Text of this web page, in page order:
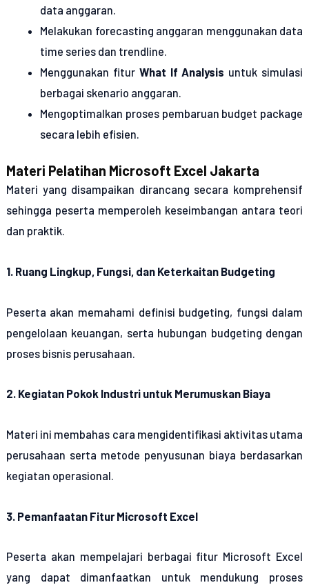
data anggaran.
Melakukan forecasting anggaran menggunakan data
time series dan trendline.
Menggunakan fitur What If Analysis untuk simulasi
berbagai skenario anggaran.
Mengoptimalkan proses pembaruan budget package
secara lebih efisien.
Materi Pelatihan Microsoft Excel Jakarta
Materi yang disampaikan dirancang secara komprehensif
sehingga peserta memperoleh keseimbangan antara teori
dan praktik.
1. Ruang Lingkup, Fungsi, dan Keterkaitan Budgeting
Peserta akan memahami definisi budgeting, fungsi dalam
pengelolaan keuangan, serta hubungan budgeting dengan
proses bisnis perusahaan.
2. Kegiatan Pokok Industri untuk Merumuskan Biaya
Materi ini membahas cara mengidentifikasi aktivitas utama
perusahaan serta metode penyusunan biaya berdasarkan
kegiatan operasional.
3. Pemanfaatan Fitur Microsoft Excel
Peserta akan mempelajari berbagai fitur Microsoft Excel
yang dapat dimanfaatkan untuk mendukung proses